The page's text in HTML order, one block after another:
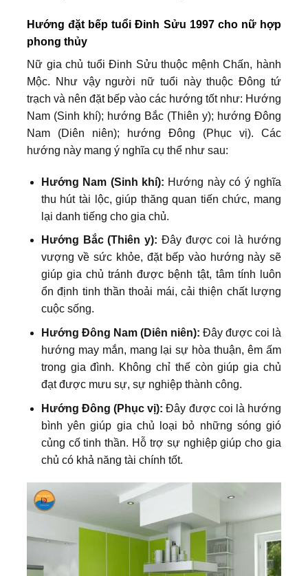
Hướng đặt bếp tuổi Đinh Sửu 1997 cho nữ hợp
phong thủy
Nữ gia chủ tuổi Đinh Sửu thuộc mệnh Chấn, hành
Mộc. Như vậy người nữ tuổi này thuộc Đông tứ
trạch và nên đặt bếp vào các hướng tốt như: Hướng
Nam (Sinh khí); hướng Bắc (Thiên y); hướng Đông
Nam (Diên niên); hướng Đông (Phục vị). Các
hướng này mang ý nghĩa cụ thể như sau:
Hướng Nam (Sinh khí): Hướng này có ý nghĩa
thu hút tài lộc, giúp thăng quan tiến chức, mang
lại danh tiếng cho gia chủ.
Hướng Bắc (Thiên y): Đây được coi là hướng
vượng về sức khỏe, đặt bếp vào hướng này sẽ
giúp gia chủ tránh được bệnh tật, tâm tính luôn
ổn định tinh thần thoải mái, cải thiện chất lượng
cuộc sống.
Hướng Đông Nam (Diên niên): Đây được coi là
hướng may mắn, mang lại sự hòa thuận, êm ấm
trong gia đình. Không chỉ thế còn giúp gia chủ
đạt được mưu sự, sự nghiệp thành công.
Hướng Đông (Phục vị): Đây được coi là hướng
bình yên giúp gia chủ loại bỏ những sóng gió
củng cố tinh thần. Hỗ trợ sự nghiệp giúp cho gia
chủ có khả năng tài chính tốt.